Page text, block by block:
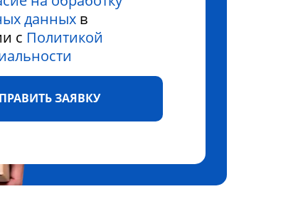
данных в
с Политикой
ЗАЯВКУ